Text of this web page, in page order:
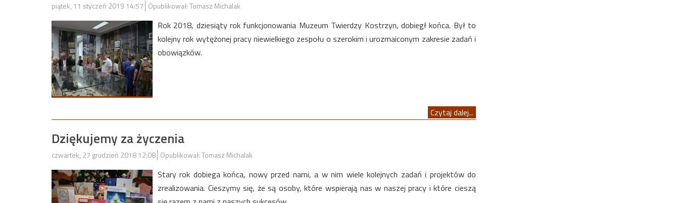
piątek, 11 styczeń 2019 14:57 Opublikował: Tomasz Michalak
Rok 2018, dziesiąty rok funkcjonowania Muzeum Twierdzy Kostrzyn, dobiegł końca. Był to
kolejny rok wytężonej pracy niewielkiego zespołu o szerokim i urozmaiconym zakresie zadań i
obowiązków.
Czytaj dalej...
Dziękujemy za życzenia
czwartek, 27 grudzień 2018 12:08 Opublikował: Tomasz Michalak
Stary rok dobiega końca, nowy przed nami, a w nim wiele kolejnych zadań i projektów do
zrealizowania. Cieszymy się, że są osoby, które wspierają nas w naszej pracy i które cieszą